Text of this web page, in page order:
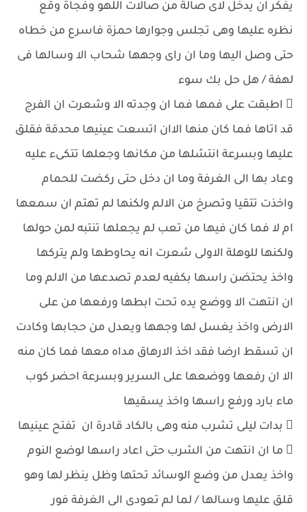
يفكر ان يدخل لاى صالة من صالات اللهو وفجاة وقع
نظره عليها وهى تجلس وجوارها حمزة فاسرع من خطاه
حتى وصل اليها وما ان راى وجهها شحاب الا وسالها فى
لهفة / هل حل بك سوء
 اطبقت على فمها فما ان وجدته الا وشعرت ان الفرج
قد اتاها فما كان منها الاان اتسعت عينيها محدقة فقلق
عليها وبسرعة انتشلها من مكانها وجعلها تتكىء عليه
وعاد بها الى الغرفة وما ان دخل حتى ركضت للحمام
واخذت تتقيا وتصرخ من الالم ولكنها لم تهتم ان سمعها
ام لا فما كان فيها من تعب لم يجعلها تنتبه لمن حولها
ولكنها للوهلة الاولى شعرت انه يحاوطها ولم يتركها
واخذ يحتضن راسها بكفيه لعدم تصدعها من الالم وما
ان انتهت الا ووضع يده تحت ابطها ورفعها من على
الارض واخذ يغسل لها وجهها ويعدل من حجابها وكادت
ان تسقط ارضا فقد اخذ الارهاق مداه معها فما كان منه
الا ان رفعها ووضعها على السرير وبسرعة احضر كوب
ماء بارد ورفع راسها واخذ يسقيها
 بدات ليلى تشرب منه وهى بالكاد قادرة ان تفتح عينيها
 ما ان انتهت من الشرب حتى اعاد راسها لوضع النوم
واخذ يعدل من وضع الوسائد تحتها وظل ينظر لها وهو
قلق عليها وسالها / لما لم تعودى الى الغرفة فور